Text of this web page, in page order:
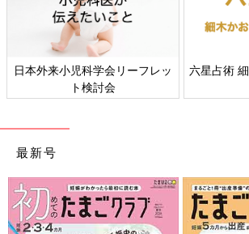
リーフレッ
六星占術 細木かおりさんの人生
最新号